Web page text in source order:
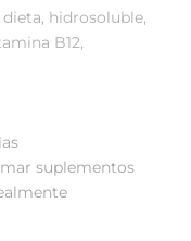
dieta, hidrosoluble,
B12,
suplementos